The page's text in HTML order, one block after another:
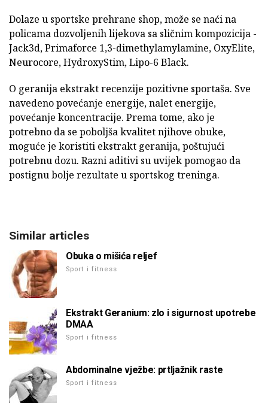
Dolaze u sportske prehrane shop, može se naći na
policama dozvoljenih lijekova sa sličnim kompozicija -
Jack3d, Primaforce 1,3-dimethylamylamine, OxyElite,
Neurocore, HydroxyStim, Lipo-6 Black.
O geranija ekstrakt recenzije pozitivne sportaša. Sve
navedeno povećanje energije, nalet energije,
povećanje koncentracije. Prema tome, ako je
potrebno da se poboljša kvalitet njihove obuke,
moguće je koristiti ekstrakt geranija, poštujući
potrebnu dozu. Razni aditivi su uvijek pomogao da
postignu bolje rezultate u sportskog treninga.
Similar articles
Obuka o mišića reljef
Sport i fitness
Ekstrakt Geranium: zlo i sigurnost upotrebe
DMAA
Sport i fitness
Abdominalne vježbe: prtljažnik raste
Sport i fitness